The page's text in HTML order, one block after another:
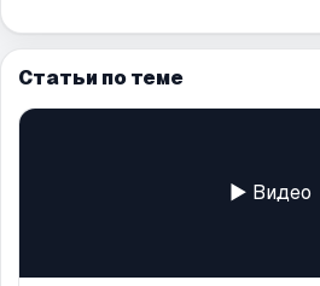
Статьи по теме
▶ Видео